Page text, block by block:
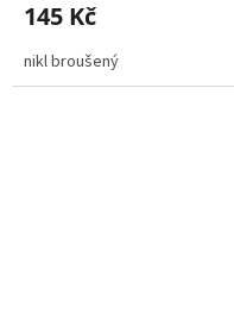
145 Kč
nikl broušený